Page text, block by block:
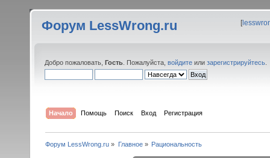
Форум LessWrong.ru [
Добро пожаловать, Гость . Пожалуйста, войдите или зарегистрируйтесь
Начало Помощь Поиск Вход Регистрация
Форум LessWrong.ru » Главное» Рациональность